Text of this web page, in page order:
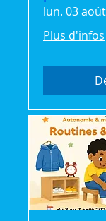
lun. 03 août
Plus d'infos